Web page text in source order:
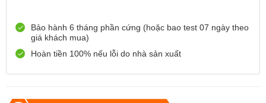
Số 72 Trần Thành Ngọ,TP Hải Phòng
Bảo hành 6 tháng phần cứng (hoặc bao test 07 ngày theo
giá khách mua)
Hoàn tiền 100% nếu lỗi do nhà sản xuất